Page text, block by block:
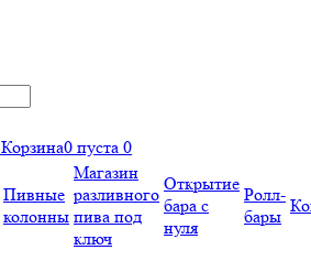
Корзина0 пуста 0
Пивные
колонны
Магазин
разливного
пива под
ключ
Открытие
бара с
нуля
Ролл-
бары